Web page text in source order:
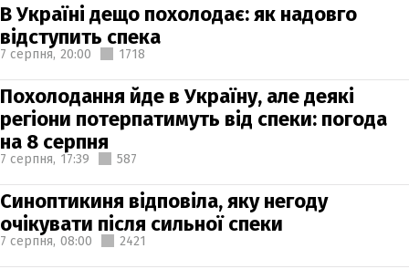
В Україні дещо похолодає: як надовго
відступить спека
7 серпня, 20:00 1718
Похолодання йде в Україну, але деякі
регіони потерпатимуть від спеки: погода
на 8 серпня
7 серпня, 17:39 587
Синоптикиня відповіла, яку негоду
очікувати після сильної спеки
7 серпня, 08:00 2421